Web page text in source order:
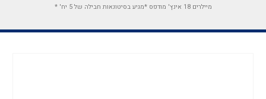
מיילרים 18 אינץ' מודפס *מגיע בסיטונאות חבילה של 5 יח' *